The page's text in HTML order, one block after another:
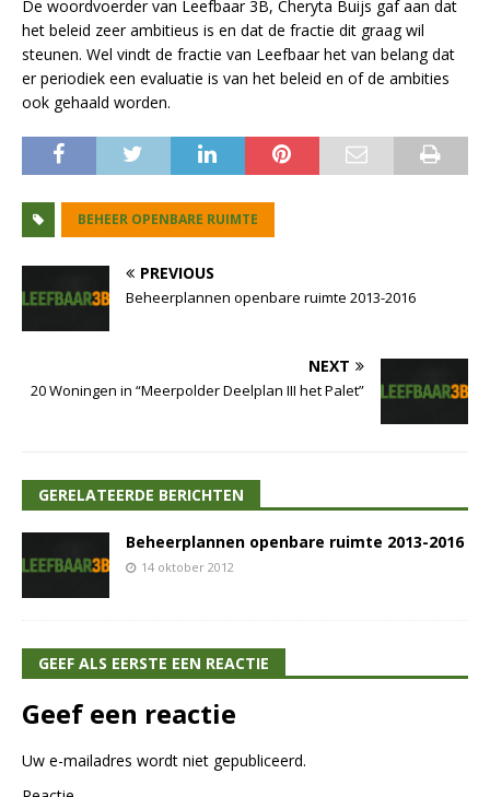
De woordvoerder van Leefbaar 3B, Cheryta Buijs gaf aan dat
het beleid zeer ambitieus is en dat de fractie dit graag wil
steunen. Wel vindt de fractie van Leefbaar het van belang dat
er periodiek een evaluatie is van het beleid en of de ambities
ook gehaald worden.
BEHEER OPENBARE RUIMTE
PREVIOUS
Beheerplannen openbare ruimte 2013-2016
NEXT
20 Woningen in “Meerpolder Deelplan III het Palet”
GERELATEERDE BERICHTEN
Beheerplannen openbare ruimte 2013-2016
14 oktober 2012
GEEF ALS EERSTE EEN REACTIE
Geef een reactie
Uw e-mailadres wordt niet gepubliceerd.